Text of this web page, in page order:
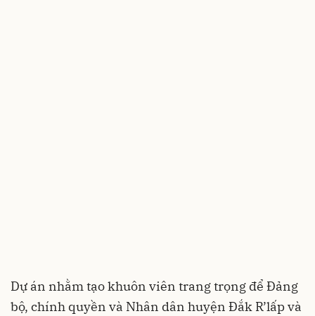
Dự án nhằm tạo khuôn viên trang trọng để Đảng
bộ, chính quyền và Nhân dân huyện Đắk R’lấp và